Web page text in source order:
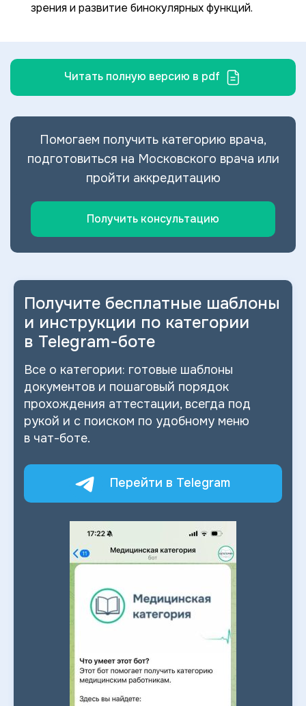
зрения и развитие бинокулярных функций.
Читать полную версию в pdf
Помогаем получить категорию врача,
подготовиться на Московского врача или
пройти аккредитацию
Получить консультацию
Получите бесплатные шаблоны
и инструкции по категории
в Telegram-боте
Все о категории: готовые шаблоны
документов и пошаговый порядок
прохождения аттестации, всегда под
рукой и с поиском по удобному меню
в чат-боте.
Перейти в Telegram